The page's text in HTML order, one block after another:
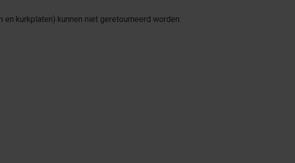
kurkplaten) kunnen niet geretourneerd worden.